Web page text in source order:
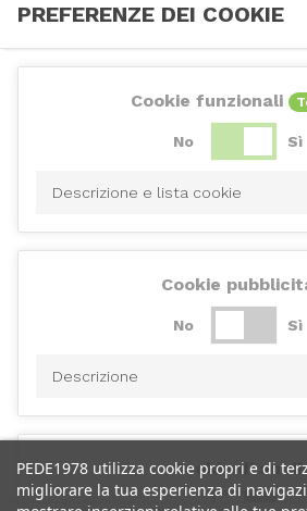
PEDE1978 utilizza cookie propri e di
migliorare la tua esperienza di
PREFERENZE DEI COOKIE
Cookie funzionali
No Sì
Descrizione e lista cookie
Cookie
No Sì
Descrizione
Cookie di